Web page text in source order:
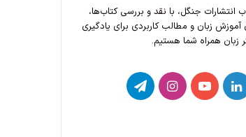
انتشارات جنگل، با نقد و بررسی کتاب‌ها،
آموزش زبان و مطالب کاربردی برای یادگیری
زبان همراه شما هستیم.
لینکدینیوتیوباینستاگرامتلگرام